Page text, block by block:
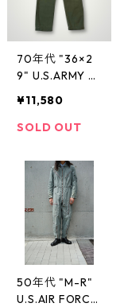
70年代 "36×2
9" U.S.ARMY ベ
オリーブ 古着
古着屋 高円寺
¥11,580
SOLD OUT
50年代 "M-R"
U.S.AIR FORCE